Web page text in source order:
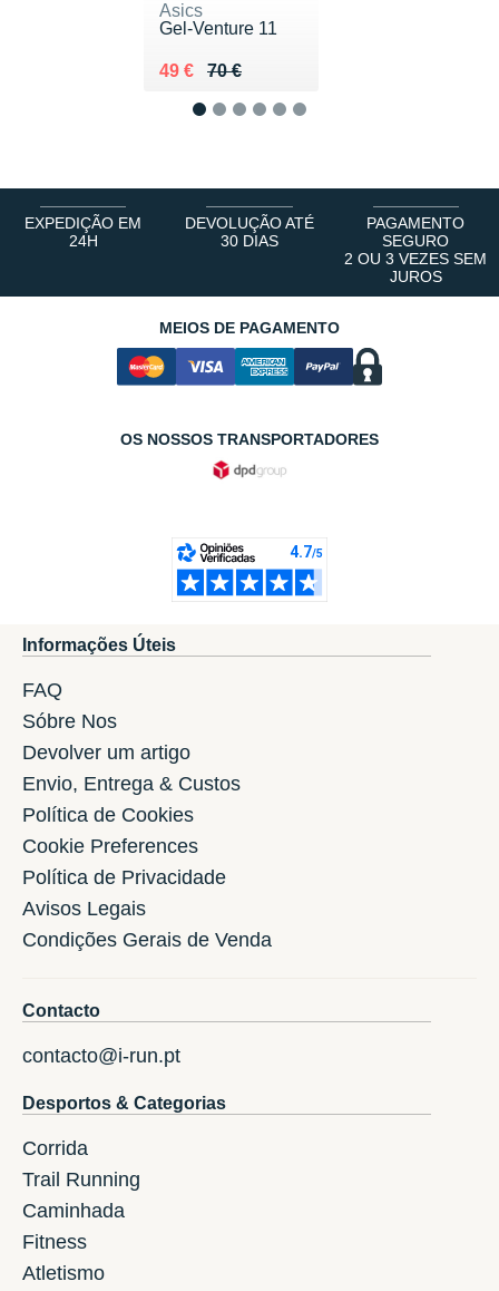
Asics
Gel-Venture 11
70 €
Au lieu de 70 €
49 €
Vendu 49 €
EXPEDIÇÃO EM
24H
DEVOLUÇÃO ATÉ
30 DIAS
PAGAMENTO
SEGURO
2 OU 3 VEZES SEM
JUROS
MEIOS DE PAGAMENTO
OS NOSSOS TRANSPORTADORES
Informações Úteis
FAQ
Sóbre Nos
Devolver um artigo
Envio, Entrega & Custos
Política de Cookies
Cookie Preferences
Política de Privacidade
Avisos Legais
Condições Gerais de Venda
Contacto
contacto@i-run.pt
Desportos & Categorias
Corrida
Trail Running
Caminhada
Fitness
Atletismo